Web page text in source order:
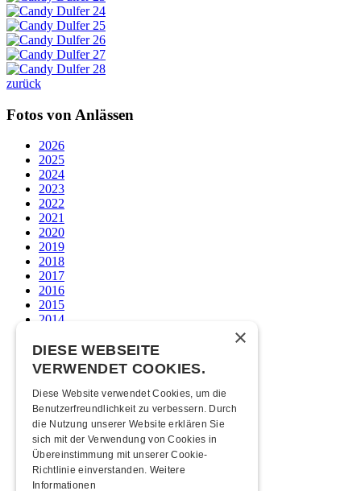
zurück
Fotos von Anlässen
2026
2025
2024
2023
2022
2021
2020
2019
2018
2017
2016
2015
2014
2012
2011
2010
2009
2008
2007
2006
2005
2004
2003
×
DIESE WEBSEITE
VERWENDET COOKIES.
Diese Website verwendet Cookies, um die
Benutzerfreundlichkeit zu verbessern. Durch
die Nutzung unserer Website erklären Sie
sich mit der Verwendung von Cookies in
Übereinstimmung mit unserer Cookie-
Richtlinie einverstanden. Weitere
Informationen